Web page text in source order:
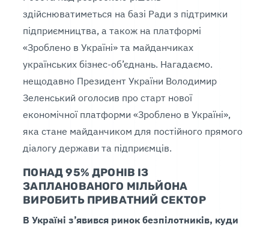
здійснюватиметься на базі Ради з підтримки
підприємництва, а також на платформі
«Зроблено в Україні» та майданчиках
українських бізнес-об’єднань. Нагадаємо.
нещодавно Президент України Володимир
Зеленський оголосив про старт нової
економічної платформи «Зроблено в Україні»,
яка стане майданчиком для постійного прямого
діалогу держави та підприємців.
ПОНАД 95% ДРОНІВ ІЗ
ЗАПЛАНОВАНОГО МІЛЬЙОНА
ВИРОБИТЬ ПРИВАТНИЙ СЕКТОР
В Україні з’явився ринок безпілотників, куди